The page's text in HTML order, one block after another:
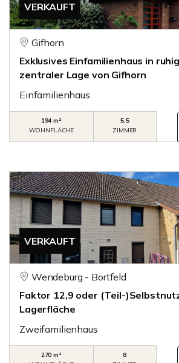
VERKAUFT
Gifhorn
Exklusives Einfamilienhaus in
zentraler Lage von Gifhorn
Einfamilienhaus
194 m²
WOHNFLÄCHE
5,5
ZIMMER
VERKAUFT
Wendeburg - Bortfeld
Faktor 12,9 oder (Teil-
Lagerfläche
Zweifamilienhaus
270 m²
8